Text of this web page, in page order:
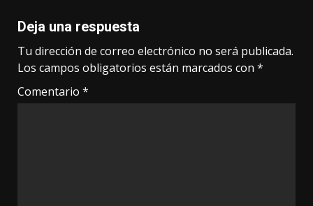
Deja una respuesta
Tu dirección de correo electrónico no será publicada.
Los campos obligatorios están marcados con *
Comentario *